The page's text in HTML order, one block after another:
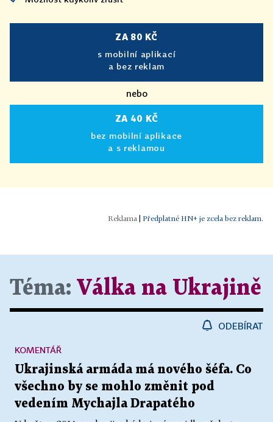
ZA 80 KČ
s mobilní aplikací
a bez reklam
nebo
ZA 40 KČ
bez mobilní aplikace
a s reklamou
| Předplatné HN+ je zcela bez reklam.
Téma: Válka na Ukrajině
ODEBÍRAT
Ukrajinská armáda má nového šéfa. Co
všechno by se mohlo změnit pod
vedením Mychajla Drapatého
KOMENTÁŘ